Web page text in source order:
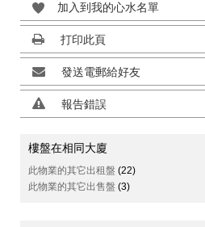
加入到我的心水名單
打印此頁
發送電郵給好友
報告錯誤
樓盤在相同大廈
此物業的其它出租盤 (22)
此物業的其它出售盤 (3)